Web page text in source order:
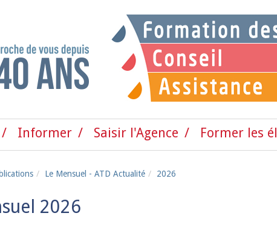
Informer Saisir l'Agence Former les
Le Mensuel - ATD Actualité 2026
2026